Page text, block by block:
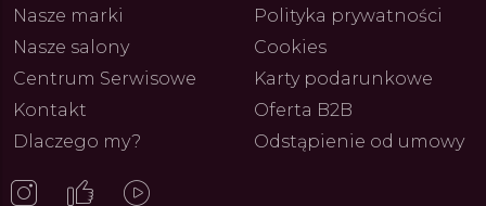
Nasze marki
Nasze salony
Centrum Serwisowe
Kontakt
Dlaczego my?
Polityka prywatności
Cookies
Karty podarunkowe
Oferta B2B
Odstąpienie od umowy